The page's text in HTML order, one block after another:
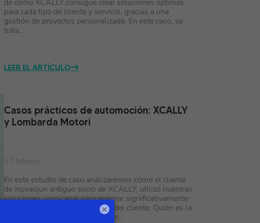
de cómo XCALLY consigue crear soluciones óptimas
para cada tipo de cliente y servicio, gracias a una
gestión de proyectos personalizada. En este caso, se
trata…
LEER EL ARTÍCULO
Casos prácticos de automoción: XCALLY
y Lombarda Motori
17 febrero
En este estudio de caso analizaremos cómo el cliente
de Inovasjun antiguo socio de XCALLY, utilizó nuestras
soluciones omnicanal para mejorar significativamente
las operaciones y la experiencia del cliente. Quién es la
empresa cliente Lombarda Motori…
×